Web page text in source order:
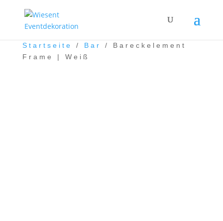
Startseite / Bar
/ Bareckelement
Frame | Weiß